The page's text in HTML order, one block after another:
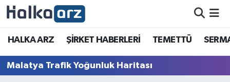
HALKA ARZ ŞİRKET HABERLERİ TEMETTÜ
Malatya Trafik Yoğunluk Haritası
HALKA ARZ
SERMAYE ARTIRIMI